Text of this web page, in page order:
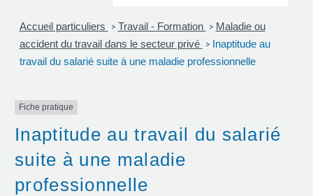
Accueil particuliers > Travail - Formation > Maladie ou
accident du travail dans le secteur privé > Inaptitude au
travail du salarié suite à une maladie professionnelle
Fiche pratique
Inaptitude au travail du salarié
suite à une maladie
professionnelle